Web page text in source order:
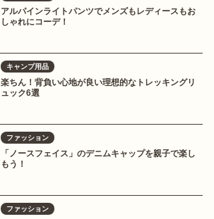
アルパインライトパンツでメンズもレディースもお
しゃれにコーデ！
キャンプ用品
楽ちん！背負い心地が良い理想的なトレッキングリ
ュック6選
ファッション
「ノースフェイス」のデニムキャップを親子で楽し
もう！
ファッション